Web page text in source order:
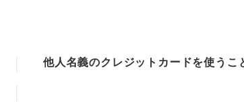
他人名義のクレジットカードを使うこ